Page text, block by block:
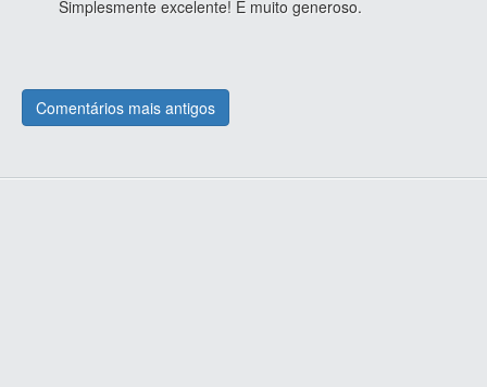
Simplesmente excelente! E muito generoso.
Comentários mais antigos